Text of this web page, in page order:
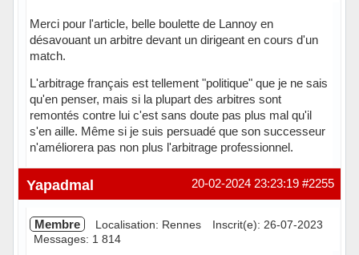
Merci pour l'article, belle boulette de Lannoy en
désavouant un arbitre devant un dirigeant en cours d'un
match.
L'arbitrage français est tellement "politique" que je ne sais
qu'en penser, mais si la plupart des arbitres sont
remontés contre lui c'est sans doute pas plus mal qu'il
s'en aille. Même si je suis persuadé que son successeur
n'améliorera pas non plus l'arbitrage professionnel.
Hors ligne #2255
20-02-2024 23:23:19
Yapadmal
Membre Localisation: Rennes
Inscrit(e): 26-07-2023
Messages: 1 814